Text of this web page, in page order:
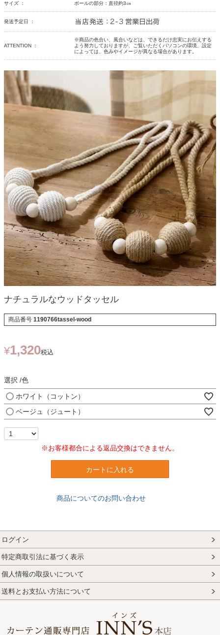
サイズ ： ボールの部分：直径約3㎝
発送予定日 ：
ATTENTION ：
※商品の色合い、風合いなどは、できるだけ忠実にお伝えする
よう努力しておりますが、ご覧いただくパソコンの環境、設定
によっては、色みやイメージが異なる場合があります。
ナチュラルなウッドタッセル
商品番号 1190766tassel-wood
¥1,320税込
選択 色
ホワイト（コットン）
ベージュ（ジュート）
※お客様都合による返品交換はできません。
カートに入れる
商品についてのお問い合わせ
ログイン
特定商取引法に基づく表示
個人情報の取扱いについて
送料とお支払い方法について